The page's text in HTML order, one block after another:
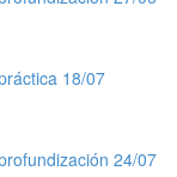
18/07
24/07